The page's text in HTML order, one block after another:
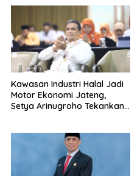
Kawasan Industri Halal Jadi
Motor Ekonomi Jateng,
Setya Arinugroho Tekankan